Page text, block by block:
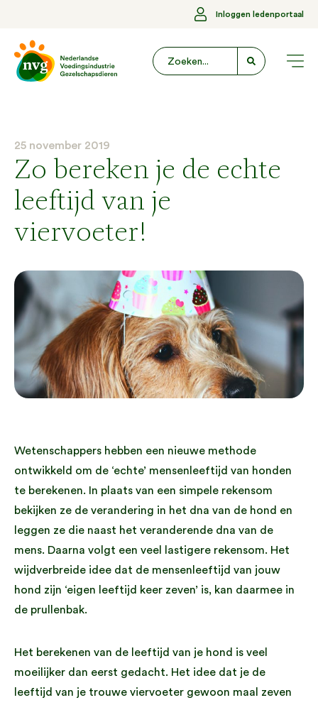
Inloggen ledenportaal
25 november 2019
Zo bereken je de echte
leeftijd van je
viervoeter!
Wetenschappers hebben een nieuwe methode
ontwikkeld om de ‘echte’ mensenleeftijd van honden
te berekenen. In plaats van een simpele rekensom
bekijken ze de verandering in het dna van de hond en
leggen ze die naast het veranderende dna van de
mens. Daarna volgt een veel lastigere rekensom. Het
wijdverbreide idee dat de mensenleeftijd van jouw
hond zijn ‘eigen leeftijd keer zeven’ is, kan daarmee in
de prullenbak.
Het berekenen van de leeftijd van je hond is veel
moeilijker dan eerst gedacht. Het idee dat je de
leeftijd van je trouwe viervoeter gewoon maal zeven